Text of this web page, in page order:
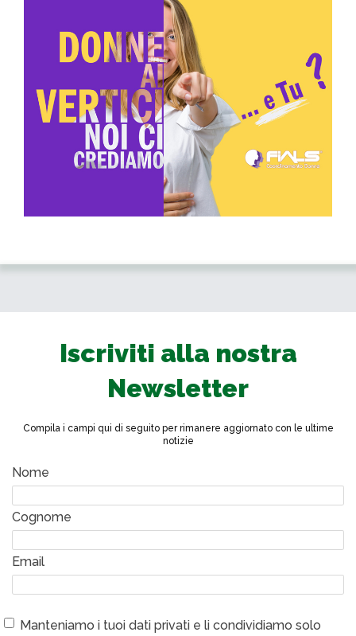
Iscriviti alla nostra
Newsletter
Compila i campi qui di seguito per rimanere aggiornato con le ultime
notizie
Nome
Cognome
Email
Manteniamo i tuoi dati privati e li condividiamo solo